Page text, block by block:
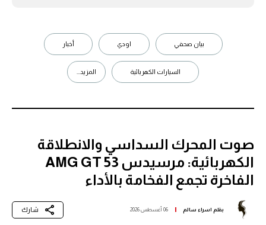
بيان صحفي اودي أخبار
السيارات الكهربائية المزيد...
صوت المحرك السداسي والانطلاقة
الكهربائية: مرسيدس AMG GT 53
الفاخرة تجمع الفخامة بالأداء
بقلم اسراء سالم 06 أغسطس 2026 شارك